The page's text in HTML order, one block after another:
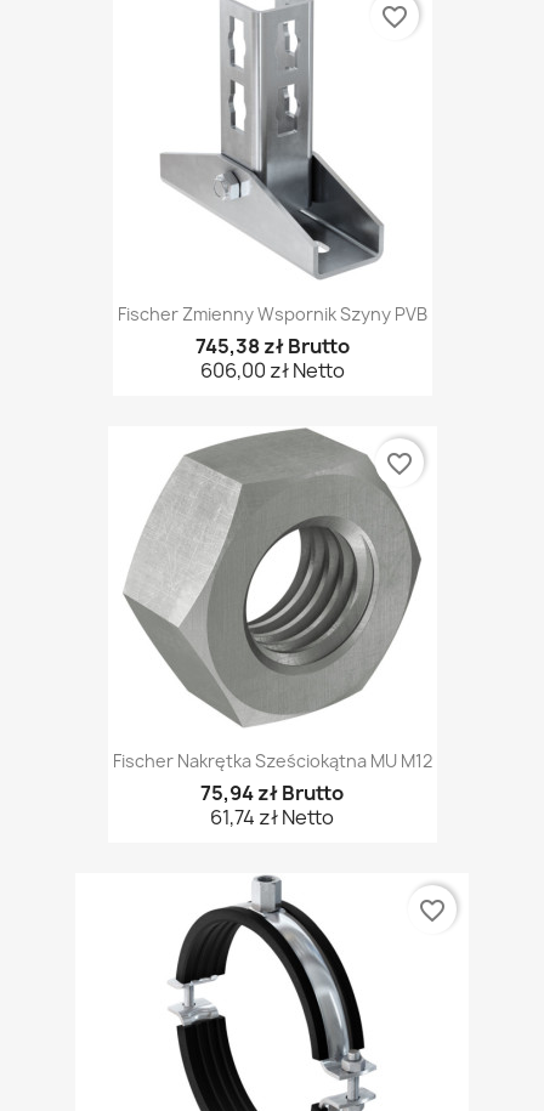
Fischer Zmienny Wspornik Szyny PVB
745,38 zł Brutto
606,00 zł Netto
favorite_border
Fischer Nakrętka Sześciokątna MU M12
75,94 zł Brutto
61,74 zł Netto
favorite_border
favorite_border